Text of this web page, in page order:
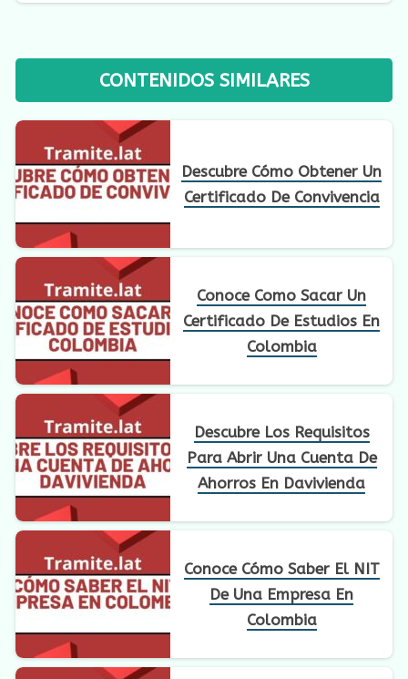
CONTENIDOS SIMILARES
Descubre Cómo Obtener Un
Certificado De Convivencia
Conoce Como Sacar Un
Certificado De Estudios En
Colombia
Descubre Los Requisitos
Para Abrir Una Cuenta De
Ahorros En Davivienda
Conoce Cómo Saber El NIT
De Una Empresa En
Colombia